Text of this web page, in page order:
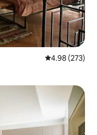
レビュー273
4.98 (273)